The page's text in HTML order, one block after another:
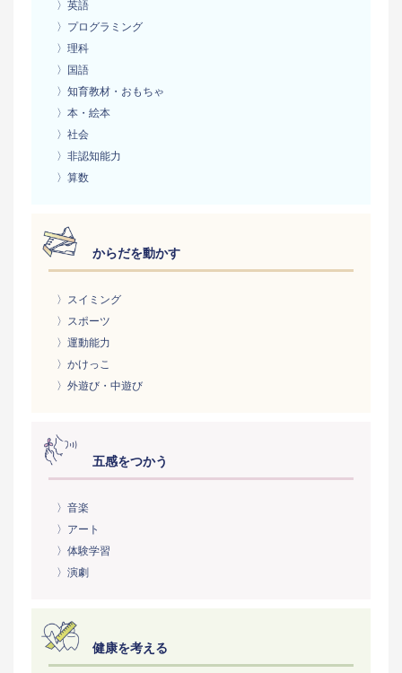
〉英語
〉プログラミング
〉理科
〉国語
〉知育教材・おもちゃ
〉本・絵本
〉社会
〉非認知能力
〉算数
からだを動かす
〉スイミング
〉スポーツ
〉運動能力
〉かけっこ
〉外遊び・中遊び
五感をつかう
〉音楽
〉アート
〉体験学習
〉演劇
健康を考える